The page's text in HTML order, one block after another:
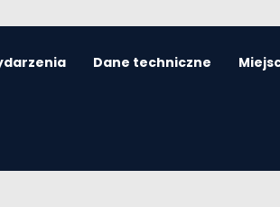
Dane techniczne